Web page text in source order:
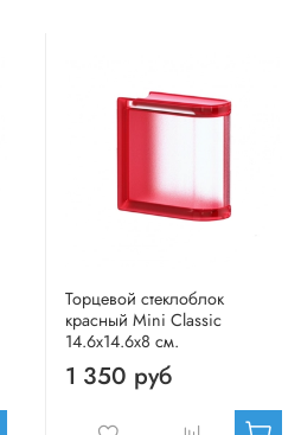
Торцевой стеклоблок
красный Mini Classic
14.6x14.6x8 см.
1 350 руб